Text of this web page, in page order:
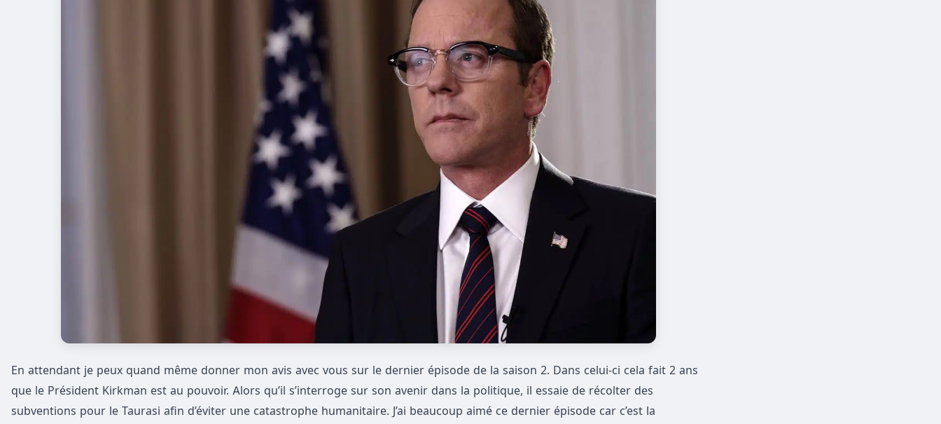
En attendant je peux quand même donner mon avis avec vous sur le dernier épisode de la saison 2. Dans celui-ci cela fait 2 ans
que le Président Kirkman est au pouvoir. Alors qu’il s’interroge sur son avenir dans la politique, il essaie de récolter des
subventions pour le Taurasi afin d’éviter une catastrophe humanitaire. J’ai beaucoup aimé ce dernier épisode car c’est la